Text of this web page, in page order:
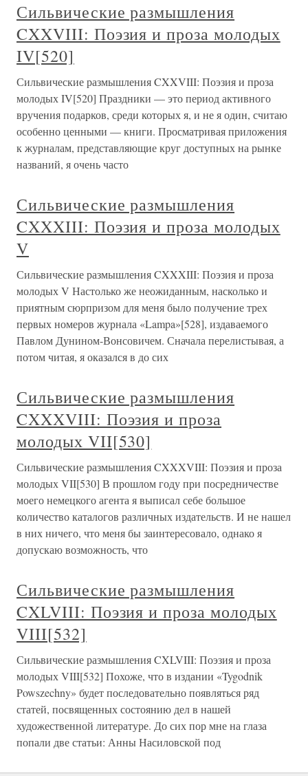
Сильвические размышления
CXXVIII: Поэзия и проза молодых
IV[520]
Сильвические размышления CXXVIII: Поэзия и проза
молодых IV[520] Праздники — это период активного
вручения подарков, среди которых я, и не я один, считаю
особенно ценными — книги. Просматривая приложения
к журналам, представляющие круг доступных на рынке
названий, я очень часто
Сильвические размышления
CXXXIII: Поэзия и проза молодых
V
Сильвические размышления CXXXIII: Поэзия и проза
молодых V Настолько же неожиданным, насколько и
приятным сюрпризом для меня было получение трех
первых номеров журнала «Lampa»[528], издаваемого
Павлом Дунином-Вонсовичем. Сначала перелистывая, а
потом читая, я оказался в до сих
Сильвические размышления
CXXXVIII: Поэзия и проза
молодых VII[530]
Сильвические размышления CXXXVIII: Поэзия и проза
молодых VII[530] В прошлом году при посредничестве
моего немецкого агента я выписал себе большое
количество каталогов различных издательств. И не нашел
в них ничего, что меня бы заинтересовало, однако я
допускаю возможность, что
Сильвические размышления
CXLVIII: Поэзия и проза молодых
VIII[532]
Сильвические размышления CXLVIII: Поэзия и проза
молодых VIII[532] Похоже, что в издании «Tygodnik
Powszechny» будет последовательно появляться ряд
статей, посвященных состоянию дел в нашей
художественной литературе. До сих пор мне на глаза
попали две статьи: Анны Насиловской под